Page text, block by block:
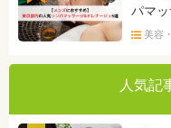
パマ
美容
人気記